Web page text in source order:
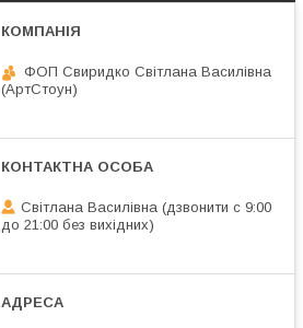
ФОП Свиридко Світлана Василівна
(АртСтоун)
Світлана Василівна (дзвонити с 9:00
до 21:00 без вихідних)